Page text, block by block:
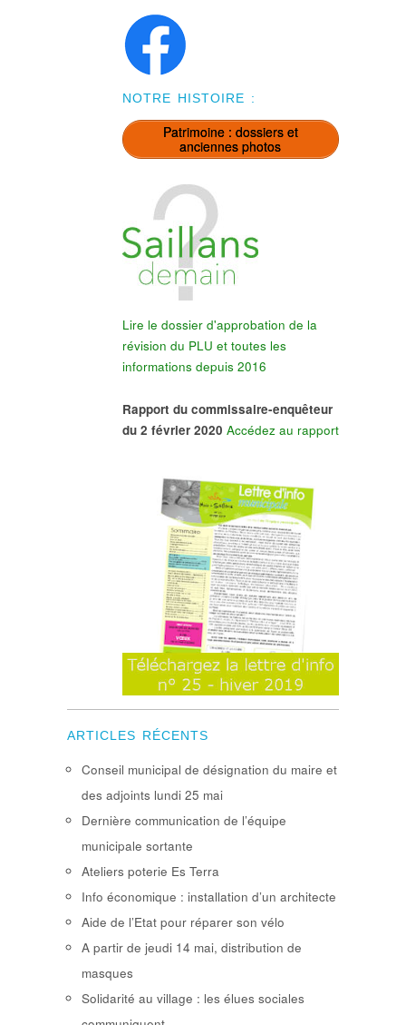
NOTRE HISTOIRE :
Patrimoine : dossiers et
anciennes photos
Lire le dossier d'approbation de la
révision du PLU et toutes les
informations depuis 2016
Rapport du commissaire-enquêteur
du 2 février 2020 Accédez au rapport
ARTICLES RÉCENTS
Conseil municipal de désignation du maire et
des adjoints lundi 25 mai
Dernière communication de l’équipe
municipale sortante
Ateliers poterie Es Terra
Info économique : installation d’un architecte
Aide de l’Etat pour réparer son vélo
A partir de jeudi 14 mai, distribution de
masques
Solidarité au village : les élues sociales